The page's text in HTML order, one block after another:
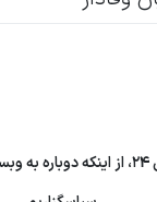
مشتری قدیمی تی ۲۴، از اینکه